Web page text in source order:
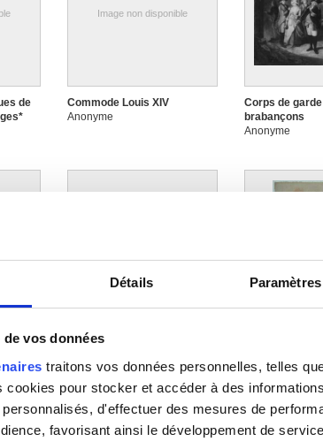
Détails
vos données
traitons vos données personnelles, telles
cookies pour stocker et accéder à des
d'effectuer des mesures de
favorisant ainsi le développement de
de
Image non disponible
Commode Louis XIV
Anonyme
Corps de
brabançons
Anonyme
Enfant